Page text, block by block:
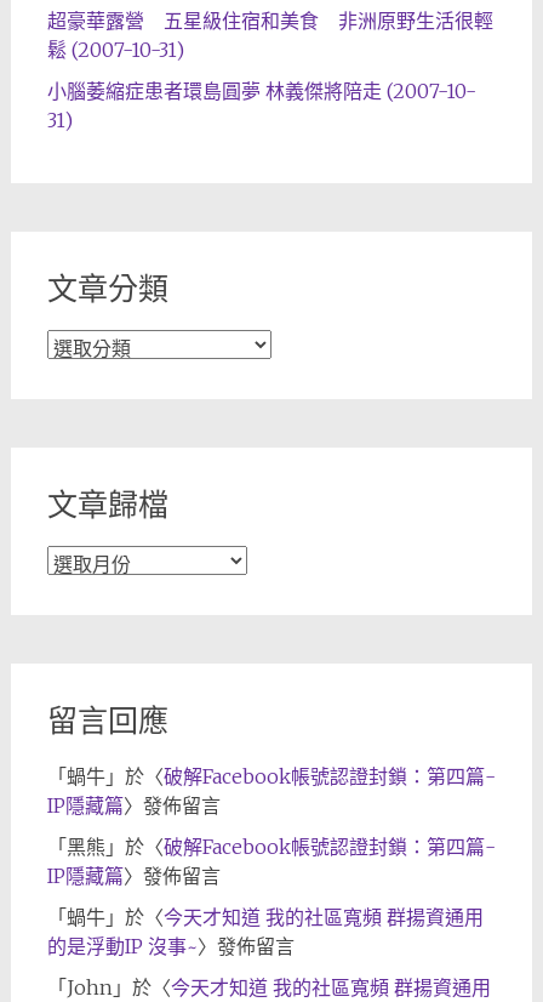
超豪華露營 五星級住宿和美食 非洲原野生活很輕
鬆 (2007-10-31)
小腦萎縮症患者環島圓夢 林義傑將陪走 (2007-10-
31)
文章分類
文
文章歸檔
文
留言回應
「 蝸牛」於〈破解Facebook帳號認證封鎖：第四篇-
IP隱藏篇〉發佈留言
「 黑熊 」於〈破解Facebook帳號認證封鎖：第四篇-
IP隱藏篇〉發佈留言
「 蝸牛」於〈今天才知道 我的社區寬頻 群揚資通用
的是浮動IP 沒事~〉發佈留言
「 John」於〈今天才知道 我的社區寬頻 群揚資通用